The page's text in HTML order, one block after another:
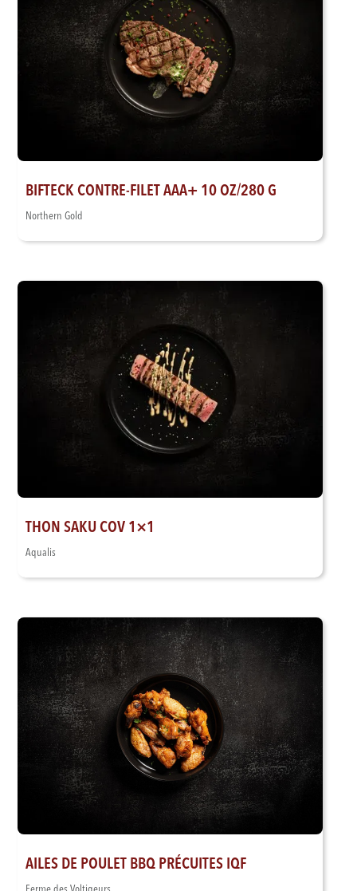
BIFTECK CONTRE-FILET AAA+ 10 OZ/280 G
Northern Gold
THON SAKU COV 1×1
Aqualis
AILES DE POULET BBQ PRÉCUITES IQF